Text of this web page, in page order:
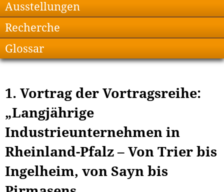
Ausstellungen
Recherche
Glossar
1. Vortrag der Vortragsreihe:
„Langjährige
Industrieunternehmen in
Rheinland-Pfalz – Von Trier bis
Ingelheim, von Sayn bis